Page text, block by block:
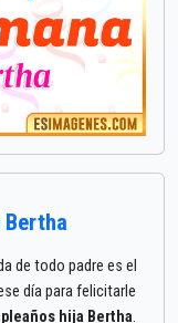
Bertha
de todo padre es el
día para felicitarle
hija Bertha.